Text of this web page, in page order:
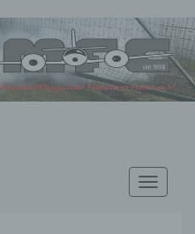
Toggle